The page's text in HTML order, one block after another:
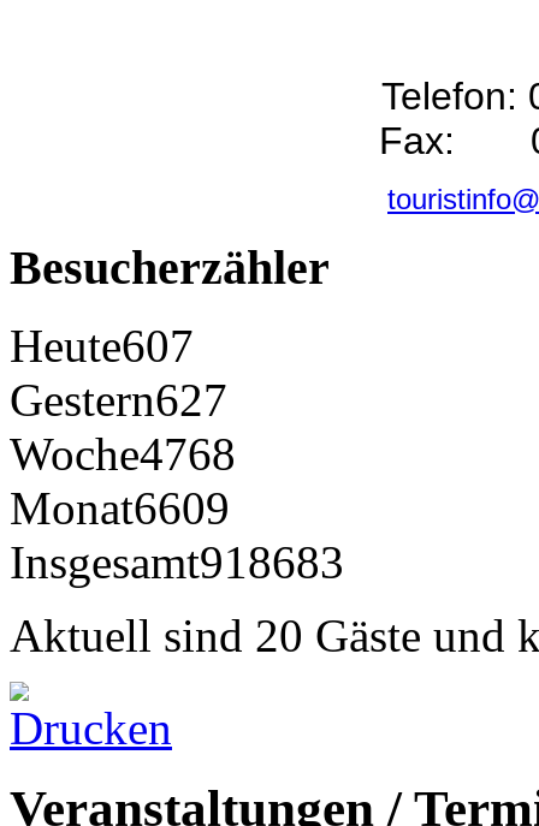
Telefon:
Fax:
Besucherzähler
Heute607
Gestern627
Woche4768
Monat6609
Insgesamt918683
Aktuell sind 20 Gäste und
Veranstaltungen /